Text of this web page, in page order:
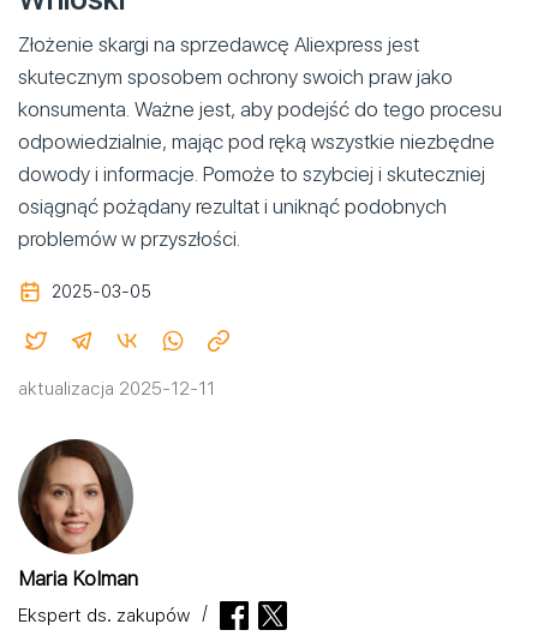
Złożenie skargi na sprzedawcę Aliexpress jest
skutecznym sposobem ochrony swoich praw jako
konsumenta. Ważne jest, aby podejść do tego procesu
odpowiedzialnie, mając pod ręką wszystkie niezbędne
dowody i informacje. Pomoże to szybciej i skuteczniej
osiągnąć pożądany rezultat i uniknąć podobnych
problemów w przyszłości.
2025-03-05
aktualizacja 2025-12-11
Maria Kolman
Ekspert ds. zakupów